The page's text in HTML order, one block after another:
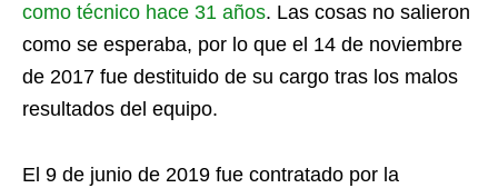
como técnico hace 31 años. Las cosas no salieron
como se esperaba, por lo que el 14 de noviembre
de 2017 fue destituido de su cargo tras los malos
resultados del equipo.
El 9 de junio de 2019 fue contratado por la